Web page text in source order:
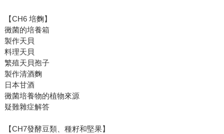
【CH6 培麴】
黴菌的培養箱
製作天貝
料理天貝
繁殖天貝孢子
製作清酒麴
日本甘酒
黴菌培養物的植物來源
疑難雜症解答
【CH7發酵豆類、種籽和堅果】